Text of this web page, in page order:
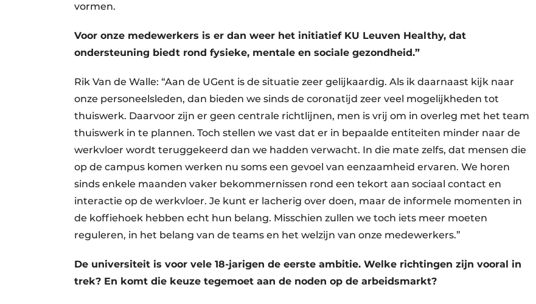
vormen.
Voor onze medewerkers is er dan weer het initiatief KU Leuven Healthy, dat
ondersteuning biedt rond fysieke, mentale en sociale gezondheid.”
Rik Van de Walle: “Aan de UGent is de situatie zeer gelijkaardig. Als ik daarnaast kijk naar
onze personeelsleden, dan bieden we sinds de coronatijd zeer veel mogelijkheden tot
thuiswerk. Daarvoor zijn er geen centrale richtlijnen, men is vrij om in overleg met het team
thuiswerk in te plannen. Toch stellen we vast dat er in bepaalde entiteiten minder naar de
werkvloer wordt teruggekeerd dan we hadden verwacht. In die mate zelfs, dat mensen die
op de campus komen werken nu soms een gevoel van eenzaamheid ervaren. We horen
sinds enkele maanden vaker bekommernissen rond een tekort aan ­sociaal contact en
interactie op de werkvloer. Je kunt er lacherig over doen, maar de informele momenten in
de koffiehoek hebben echt hun belang. Misschien zullen we toch iets meer moeten
reguleren, in het belang van de teams en het welzijn van onze medewerkers.”
De universiteit is voor vele 18-jarigen de eerste ambitie. Welke richtingen zijn vooral in
trek? En komt die keuze tegemoet aan de noden op de arbeidsmarkt?